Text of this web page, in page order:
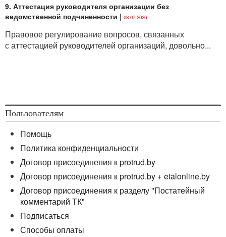
9. Аттестация руководителя организации без
ведомственной подчиненности | 08.07.2026
Правовое регулирование вопросов, связанных
с аттестацией руководителей организаций, довольно...
Пользователям
Помощь
Политика конфиденциальности
Договор присоединения к protrud.by
Договор присоединения к protrud.by + etalonline.by
Договор присоединения к разделу "Постатейный
комментарий ТК"
Подписаться
Способы оплаты